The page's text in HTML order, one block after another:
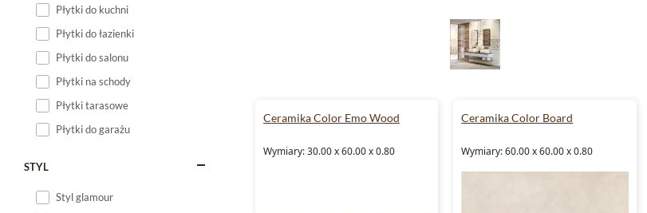
Płytki do kuchni
Płytki do łazienki
Płytki do salonu
Płytki na schody
Płytki tarasowe
Płytki do garażu
STYL
Styl glamour
Ceramika Color Emo Wood
Wymiary: 30.00 x 60.00 x 0.80
Ceramika Color Board
Wymiary: 60.00 x 60.00 x 0.80